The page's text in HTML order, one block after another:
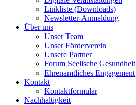
Linkliste (Downloads)
Newsletter-Anmeldung
Über uns
Unser Team
Unser Förderverein
Unsere Partner
Forum Seelische Gesundheit
Ehrenamtliches Engagement
Kontakt
Kontaktformular
Nachhaltigkeit